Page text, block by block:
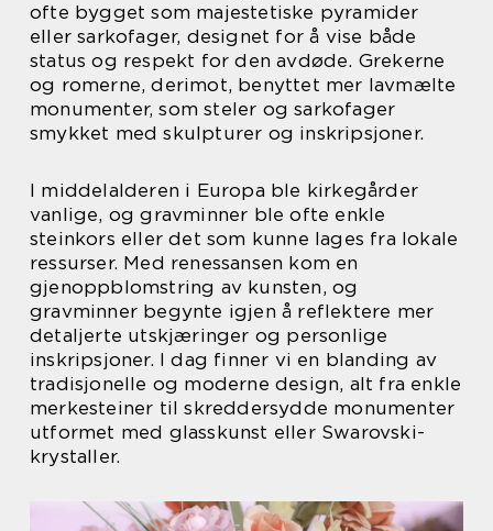
ofte bygget som majestetiske pyramider
eller sarkofager, designet for å vise både
status og respekt for den avdøde. Grekerne
og romerne, derimot, benyttet mer lavmælte
monumenter, som steler og sarkofager
smykket med skulpturer og inskripsjoner.
I middelalderen i Europa ble kirkegårder
vanlige, og gravminner ble ofte enkle
steinkors eller det som kunne lages fra lokale
ressurser. Med renessansen kom en
gjenoppblomstring av kunsten, og
gravminner begynte igjen å reflektere mer
detaljerte utskjæringer og personlige
inskripsjoner. I dag finner vi en blanding av
tradisjonelle og moderne design, alt fra enkle
merkesteiner til skreddersydde monumenter
utformet med glasskunst eller Swarovski-
krystaller.